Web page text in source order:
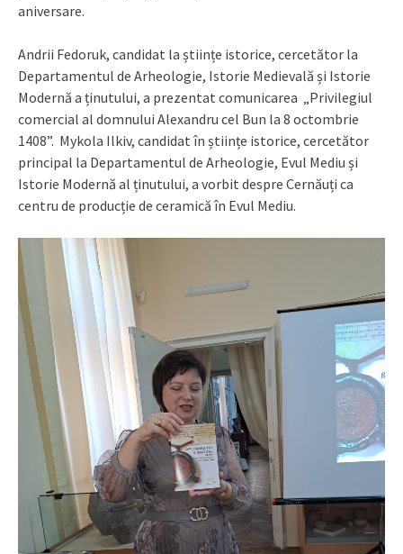
aniversare.
Andrii Fedoruk, candidat la științe istorice, cercetător la
Departamentul de Arheologie, Istorie Medievală și Istorie
Modernă a ținutului, a prezentat comunicarea „Privilegiul
comercial al domnului Alexandru cel Bun la 8 octombrie
1408”. Mykola Ilkiv, candidat în științe istorice, cercetător
principal la Departamentul de Arheologie, Evul Mediu și
Istorie Modernă al ținutului, a vorbit despre Cernăuți ca
centru de producție de ceramică în Evul Mediu.